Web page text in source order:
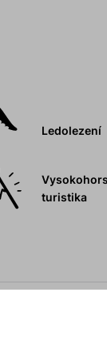
Ledolezení
turistika